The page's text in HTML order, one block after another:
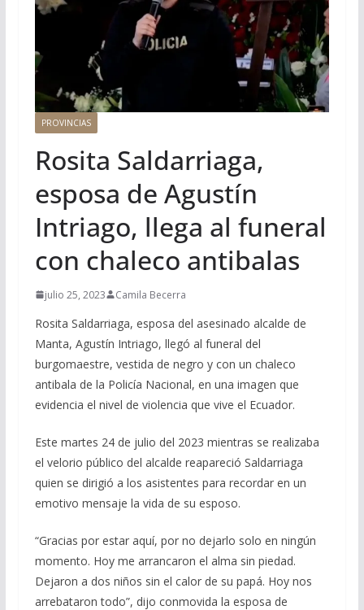
PROVINCIAS
Rosita Saldarriaga,
esposa de Agustín
Intriago, llega al funeral
con chaleco antibalas
julio 25, 2023 Camila Becerra
Rosita Saldarriaga, esposa del asesinado alcalde de
Manta, Agustín Intriago, llegó al funeral del
burgomaestre, vestida de negro y con un chaleco
antibala de la Policía Nacional, en una imagen que
evidencia el nivel de violencia que vive el Ecuador.
Este martes 24 de julio del 2023 mientras se realizaba
el velorio público del alcalde reapareció Saldarriaga
quien se dirigió a los asistentes para recordar en un
emotivo mensaje la vida de su esposo.
“Gracias por estar aquí, por no dejarlo solo en ningún
momento. Hoy me arrancaron el alma sin piedad.
Dejaron a dos niños sin el calor de su papá. Hoy nos
arrebataron todo”, dijo conmovida la esposa de